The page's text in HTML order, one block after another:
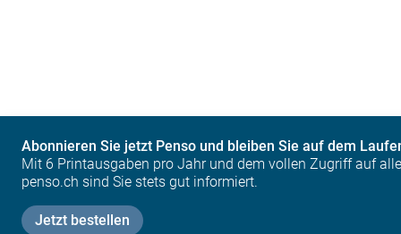
Abonnieren Sie jetzt Penso und bleiben Sie auf dem
Mit 6 Printausgaben pro Jahr und dem vollen Zugriff auf
penso.ch sind Sie stets gut informiert.
Jetzt bestellen